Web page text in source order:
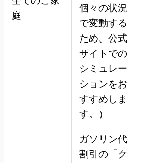
庭
個々の状況
で変動する
ため、公式
サイトでの
シミュレー
ションをお
すすめしま
す。）
ガソリン代
割引の「ク